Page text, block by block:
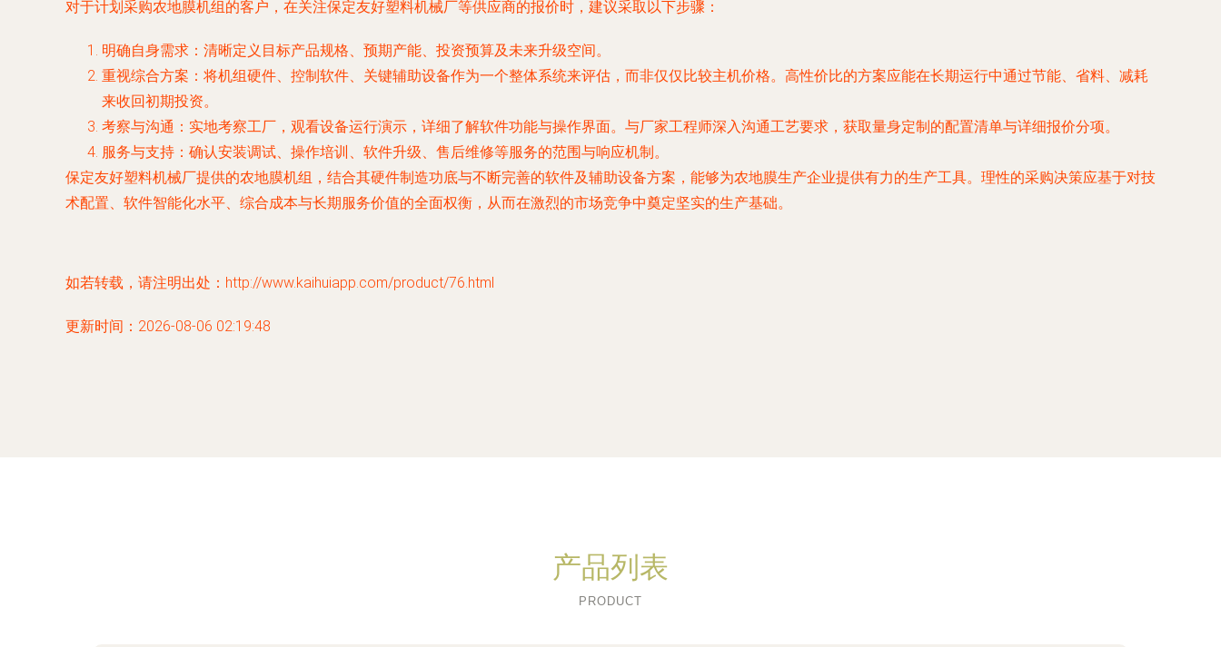
对于计划采购农地膜机组的客户，在关注保定友好塑料机械厂等供应商的报价时，建议采取以下步骤：
明确自身需求 ：清晰定义目标产品规格、预期产能、投资预算及未来升级空间。
重视综合方案 ：将机组硬件、控制软件、关键辅助设备作为一个整体系统来评估，而非仅仅比较主机价格。高性价比的方案应能在长期运行中通过节能、省料、减耗
来收回初期投资。
考察与沟通 ：实地考察工厂，观看设备运行演示，详细了解软件功能与操作界面。与厂家工程师深入沟通工艺要求，获取量身定制的配置清单与详细报价分项。
服务与支持 ：确认安装调试、操作培训、软件升级、售后维修等服务的范围与响应机制。
保定友好塑料机械厂提供的农地膜机组，结合其硬件制造功底与不断完善的软件及辅助设备方案，能够为农地膜生产企业提供有力的生产工具。理性的采购决策应基于对技
术配置、软件智能化水平、综合成本与长期服务价值的全面权衡，从而在激烈的市场竞争中奠定坚实的生产基础。
如若转载，请注明出处：http://www.kaihuiapp.com/product/76.html
更新时间：2026-08-06 02:19:48
产品列表
PRODUCT